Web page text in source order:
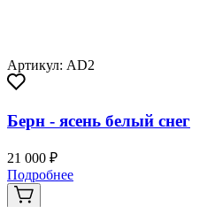
Артикул: AD2
Берн - ясень белый снег
21 000 ₽
Подробнее